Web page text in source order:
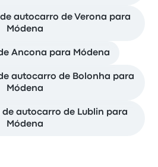
autocarro de Verona para
Módena
Ancona para Módena
autocarro de Bolonha para
Módena
autocarro de Lublin para
Módena